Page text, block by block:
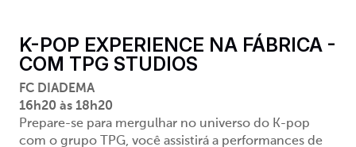
K-POP EXPERIENCE NA FÁBRICA -
COM TPG STUDIOS
FC DIADEMA
16h20 às 18h20
Prepare-se para mergulhar no universo do K-pop
com o grupo TPG, você assistirá a performances de